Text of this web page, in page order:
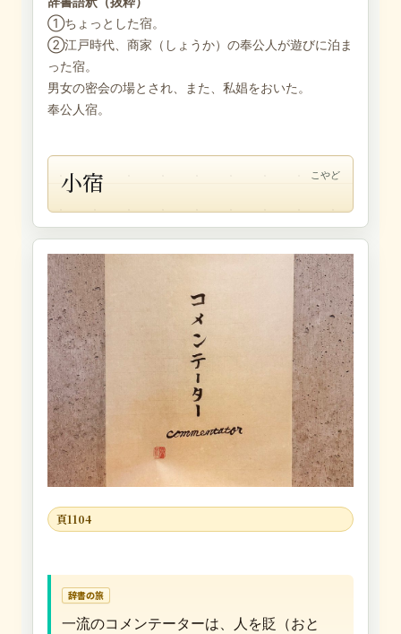
①ちょっとした宿。
②江戸時代、商家（しょうか）の奉公人が遊びに泊ま
った宿。
男女の密会の場とされ、また、私娼をおいた。
奉公人宿。
小宿 こやど
頁1104
辞書の旅
一流のコメンテーターは、人を貶（おと